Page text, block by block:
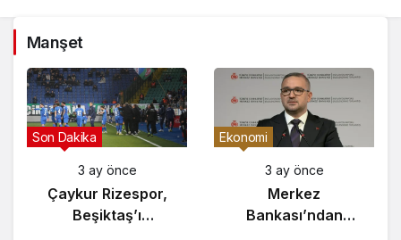
Manşet
Son Dakika
3 ay önce
Çaykur Rizespor,
Beşiktaş’ı
Ekonomi
3 ay önce
Merkez
Bankası’ndan